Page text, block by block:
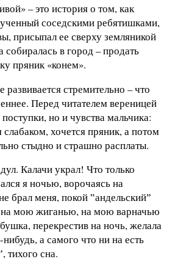
– это история о том, как
соседскими ребятишками,
присыпал ее сверху земляникой
собиралась в город – продать
пряник «конем».
развивается стремительно – что
Перед читателем вереницей
но и чувства мальчика:
слабаком, хочется пряник, а потом
стыдно и страшно расплаты.
Калачи украл! Что только
я ночью, ворочаясь на
брал меня, покой ‟андельскийˮ
на мою жиганью, на мою варначью
перекрестив на ночь, желала
а самого что ни на есть
тихого сна.